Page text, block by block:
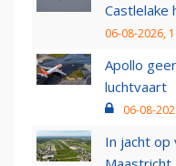
Castlelake
06-08-2026,
Apollo
luchtvaart
06-08-
In jacht op